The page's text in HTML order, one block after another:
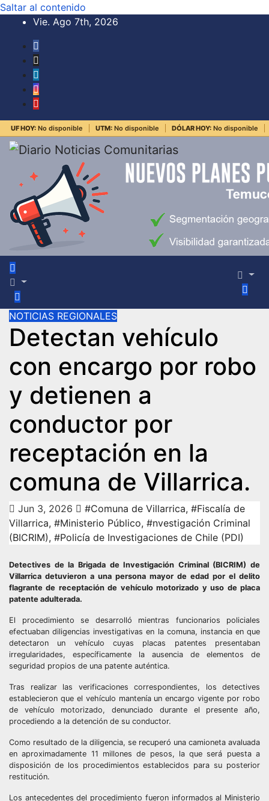
Saltar al contenido
Vie. Ago 7th, 2026
UF HOY: No disponible UTM: No disponible DÓLAR HOY: No disponible
NOTICIAS REGIONALES
Detectan vehículo
con encargo por robo
y detienen a
conductor por
receptación en la
comuna de Villarrica.
Jun 3, 2026 #Comuna de Villarrica, #Fiscalía de
Villarrica, #Ministerio Público, #nvestigación Criminal
(BICRIM), #Policía de Investigaciones de Chile (PDI)
Detectives de la Brigada de Investigación Criminal (BICRIM) de
Villarrica detuvieron a una persona mayor de edad por el delito
flagrante de receptación de vehículo motorizado y uso de placa
patente adulterada.
El procedimiento se desarrolló mientras funcionarios policiales
efectuaban diligencias investigativas en la comuna, instancia en que
detectaron un vehículo cuyas placas patentes presentaban
irregularidades, específicamente la ausencia de elementos de
seguridad propios de una patente auténtica.
Tras realizar las verificaciones correspondientes, los detectives
establecieron que el vehículo mantenía un encargo vigente por robo
de vehículo motorizado, denunciado durante el presente año,
procediendo a la detención de su conductor.
Como resultado de la diligencia, se recuperó una camioneta avaluada
en aproximadamente 11 millones de pesos, la que será puesta a
disposición de los procedimientos establecidos para su posterior
restitución.
Los antecedentes del procedimiento fueron informados al Ministerio